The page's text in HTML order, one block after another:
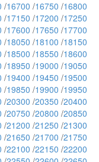
/16700 /16750 /16800
/17150 /17200 /17250
/17600 /17650 /17700
/18050 /18100 /18150
/18500 /18550 /18600
/18950 /19000 /19050
/19400 /19450 /19500
/19850 /19900 /19950
/20300 /20350 /20400
/20750 /20800 /20850
/21200 /21250 /21300
/21650 /21700 /21750
/22100 /22150 /22200